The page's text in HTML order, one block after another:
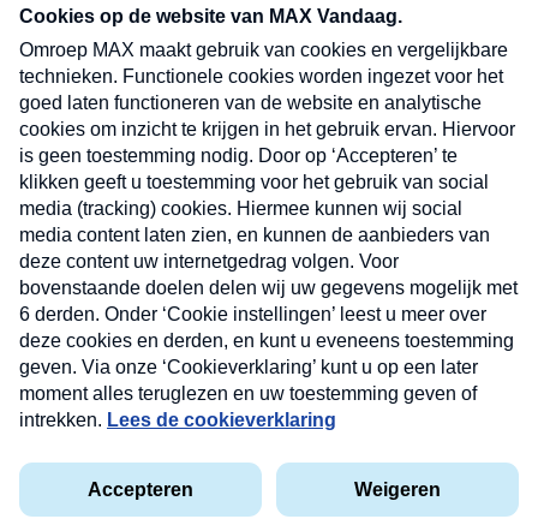
nieuwsbrief. Elke vrijdag- en dinsdagochtend in
uw mailbox.
Verzend
Privacyverklaring
Cookieverklaring
Kwetsbaarheid melden
Nieuwsbrief
Neem hier een gratis abonnement op onze
nieuwsbrief. Elke vrijdag- en dinsdagochtend in uw